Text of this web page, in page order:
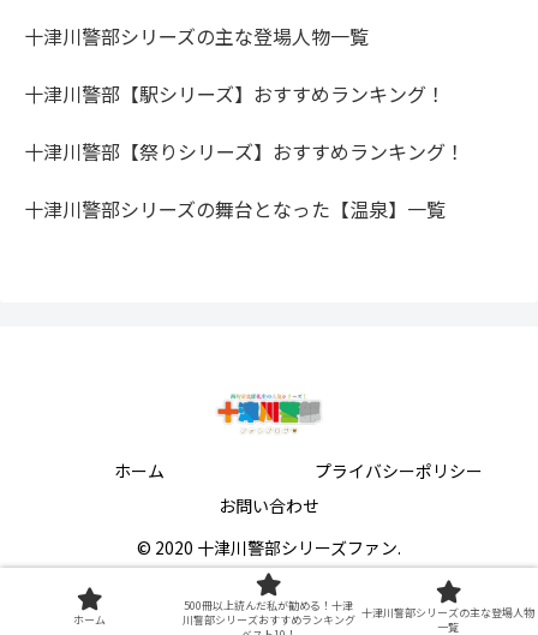
十津川警部シリーズの主な登場人物一覧
十津川警部【駅シリーズ】おすすめランキング！
十津川警部【祭りシリーズ】おすすめランキング！
十津川警部シリーズの舞台となった【温泉】一覧
ホーム
プライバシーポリシー
お問い合わせ
© 2020 十津川警部シリーズファン.
ホーム
500冊以上読んだ私が勧める！十津
川警部シリーズおすすめランキング 十津川警部シリーズの主な登場人物
一覧